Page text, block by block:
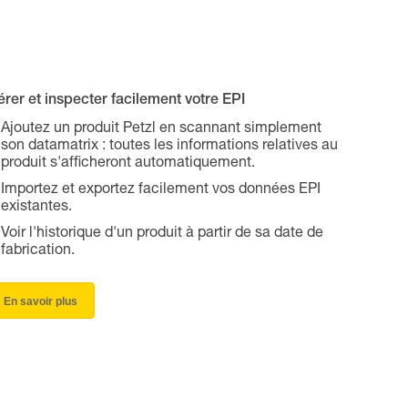
et inspecter facilement votre EPI
Ajoutez un produit Petzl en scannant simplement
son datamatrix : toutes les informations relatives au
produit s'afficheront automatiquement.
Importez et exportez facilement vos données EPI
existantes.
Voir l'historique d'un produit à partir de sa date de
fabrication.
En savoir plus